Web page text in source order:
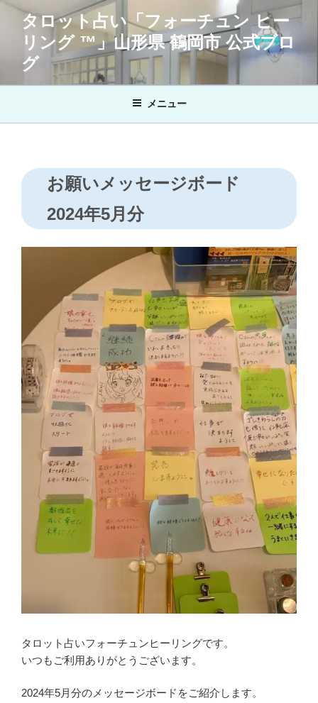
キ
タロット占い「フォーチュン ヒー
リング ™」山形県 鶴岡市 公式ブロ
グ
メニュー
お願いメッセージボード
2024年5月分
タロット占いフォーチュンヒーリングです。
いつもご利用ありがとうございます。
2024年5月分のメッセージボードをご紹介します。